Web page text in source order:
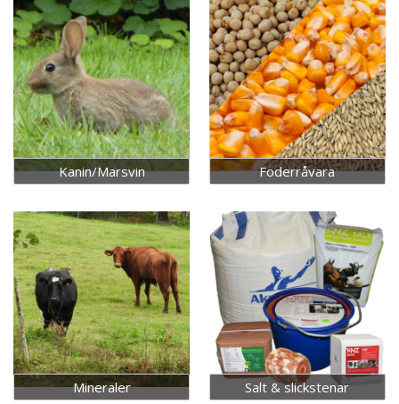
Kanin/Marsvin Foderråvara
Mineraler Salt & slickstenar